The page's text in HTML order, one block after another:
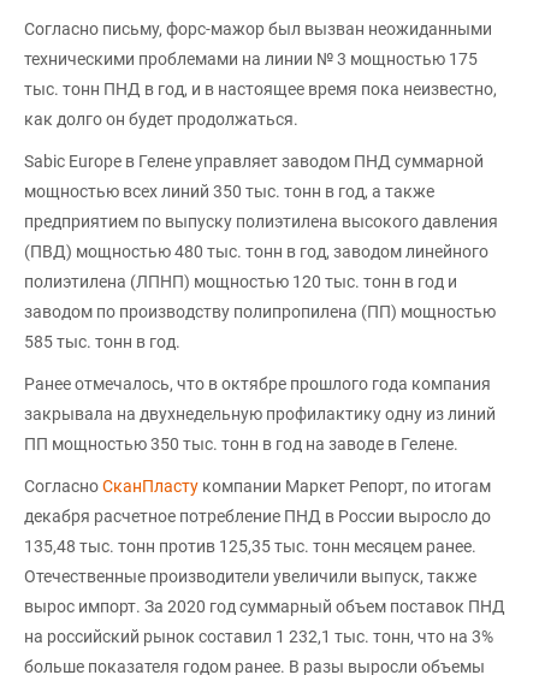
Согласно письму, форс-мажор был вызван неожиданными
техническими проблемами на линии № 3 мощностью 175
тыс. тонн ПНД в год, и в настоящее время пока неизвестно,
как долго он будет продолжаться.
Sabic Europe в Гелене управляет заводом ПНД суммарной
мощностью всех линий 350 тыс. тонн в год, а также
предприятием по выпуску полиэтилена высокого давления
(ПВД) мощностью 480 тыс. тонн в год, заводом линейного
полиэтилена (ЛПНП) мощностью 120 тыс. тонн в год и
заводом по производству полипропилена (ПП) мощностью
585 тыс. тонн в год.
Ранее отмечалось, что в октябре прошлого года компания
закрывала на двухнедельную профилактику одну из линий
ПП мощностью 350 тыс. тонн в год на заводе в Гелене.
СогласноСканПласту компании Маркет Репорт, по итогам
декабря расчетное потребление ПНД в России выросло до
135,48 тыс. тонн против 125,35 тыс. тонн месяцем ранее.
Отечественные производители увеличили выпуск, также
вырос импорт. За 2020 год суммарный объем поставок ПНД
на российский рынок составил 1 232,1 тыс. тонн, что на 3%
больше показателя годом ранее. В разы выросли объемы